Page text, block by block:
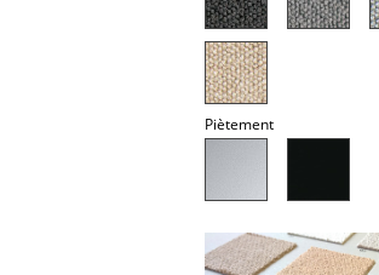
Tables de chevet et Accessoires de lit
Piètement